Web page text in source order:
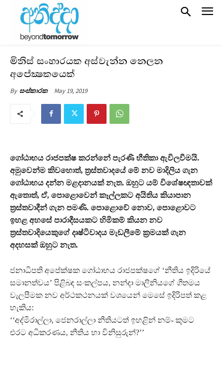
මිනිස් සංහාරයක අස්වැන්න නෙලන
අපේක්‍ෂකයෙක්
By සංස්කාරක May 19, 2019
ගෝඨාභය රාජපක්ෂ කරන්නේ පැරණි භීතිකා ඇවිලවීමයි.
අමුවෙන්ම කිවහොත්, ත‍්‍රස්තවාදයේ මේ නව මාදිලිය ගැන
ගෝඨාභය දන්න මළදානයක් නැත. ඔහුට යම් විශේෂඥතාවක්
ඇතොත්, ඒ, පොළොවෙන් කෑල්ලකට අයිතිය කියාපාන
ත‍්‍රස්තවාදීන් ගැන පමණි. පොළොවේ නොව, පොළොවට
ඉහළ අහසේ පාරාදීසයකට හිමිකම් කියන නව
ත‍්‍රස්තවාදියෙකුගේ දෘෂ්ටිවාදය මැඩලීමේ ක‍්‍රමයක් ගැන
අදහසක් ඔහුට නැත.
ජනාධිපති අපේක්ෂක ගෝඨාභය රාජපක්ෂගේ ‘නීතිය ඉදිරියේ
සමානත්වය’ පිළිබඳ සංකල්පය, නන්දා මාලිනියගේ ගීතමය
වැලපීමක නව අර්ථකථනයක් වශයෙන් මෙසේ ඉදිරිපත් කළ
හැකිය:
‘‘අද්මිරාල්ලා, ජෙනරාල්ලා නීතියටත් ඉහළින් නම්- කුමට
එරට අධිකරණය, නීතිය හා විනිසුරුන්?’’